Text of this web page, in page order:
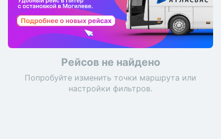
Рейсов не найдено
Попробуйте изменить точки маршрута или
настройки фильтров.